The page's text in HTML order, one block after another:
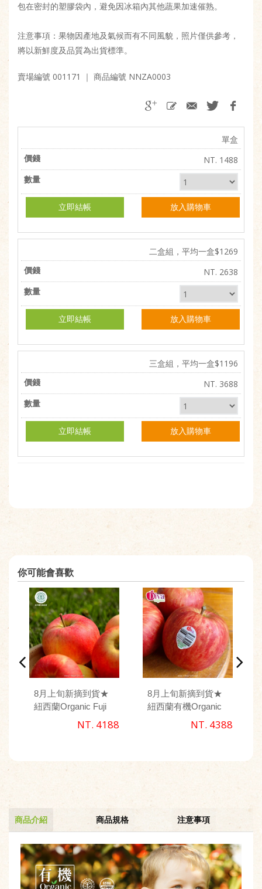
包在密封的塑膠袋內，避免因冰箱內其他蔬果加速催熟。
注意事項：果物因產地及氣候而有不同風貌，照片僅供參考，
將以新鮮度及品質為出貨標準。
賣場編號 001171 ｜ 商品編號 NNZA0003
單盒
NT. 1488
立即結帳 放入購物車
二盒組，平均一盒$1269
NT. 2638
立即結帳 放入購物車
三盒組，平均一盒$1196
NT. 3688
立即結帳 放入購物車
你可能會喜歡
8月上旬新摘到貨★
紐西蘭Organic Fuji
有機富士蘋果NT. 4188
8月上旬新摘到貨★
紐西蘭有機Organic
Diva 天后蘋果NT. 4388
商品介紹 商品規格 注意事項